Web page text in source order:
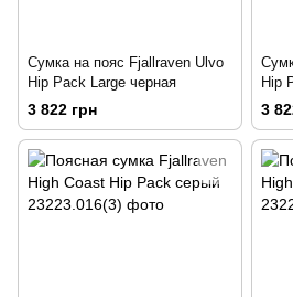
Сумка на пояс Fjallraven Ulvo
Hip Pack Large черная
3 822 грн
Hip
3